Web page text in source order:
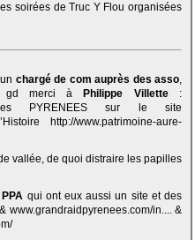
soirées de Truc Y Flou organisées
chargé de com auprès des asso,
gd merci à
Philippe Villette:
les PYRENEES sur le site
http://www.patrimoine-aure-
vallée, de quoi distraire les papilles
qui ont eux aussi un site et des
www.grandraidpyrenees.com/in.... &